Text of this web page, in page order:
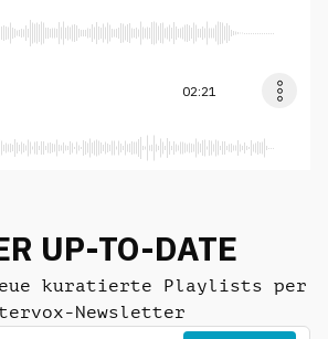
02:21
UP-TO-DATE
kuratierte Playlists per
Newsletter